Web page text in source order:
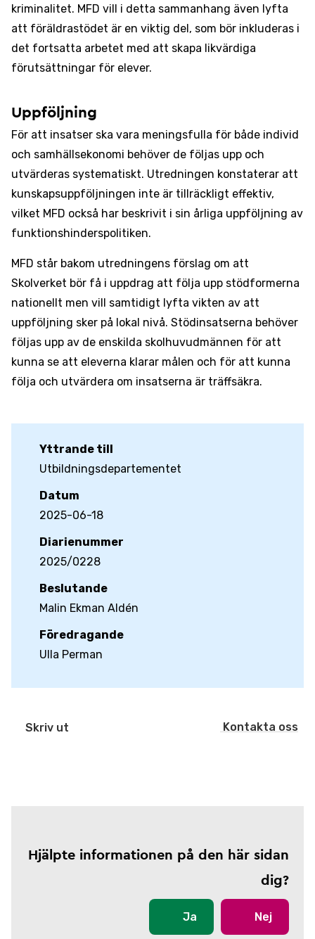
kriminalitet. MFD vill i detta sammanhang även lyfta
att föräldrastödet är en viktig del, som bör inkluderas i
det fortsatta arbetet med att skapa likvärdiga
förutsättningar för elever.
Uppföljning
För att insatser ska vara meningsfulla för både individ
och samhällsekonomi behöver de följas upp och
utvärderas systematiskt. Utredningen konstaterar att
kunskapsuppföljningen inte är tillräckligt effektiv,
vilket MFD också har beskrivit i sin årliga uppföljning av
funktionshinderspolitiken.
MFD står bakom utredningens förslag om att
Skolverket bör få i uppdrag att följa upp stödformerna
nationellt men vill samtidigt lyfta vikten av att
uppföljning sker på lokal nivå. Stödinsatserna behöver
följas upp av de enskilda skolhuvudmännen för att
kunna se att eleverna klarar målen och för att kunna
följa och utvärdera om insatserna är träffsäkra.
Yttrande till
Utbildningsdepartementet
Datum
2025-06-18
Diarienummer
2025/0228
Beslutande
Malin Ekman Aldén
Föredragande
Ulla Perman
Skriv ut Kontakta oss
Hjälpte informationen på den här sidan
dig?
Ja Nej